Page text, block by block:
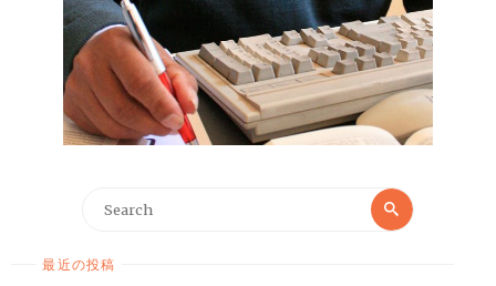
最近の投稿